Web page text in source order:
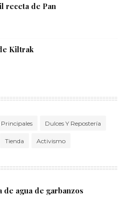
receta de Pan
Kiltrak
Dulces Y Repostería
Tienda Activismo
de agua de garbanzos